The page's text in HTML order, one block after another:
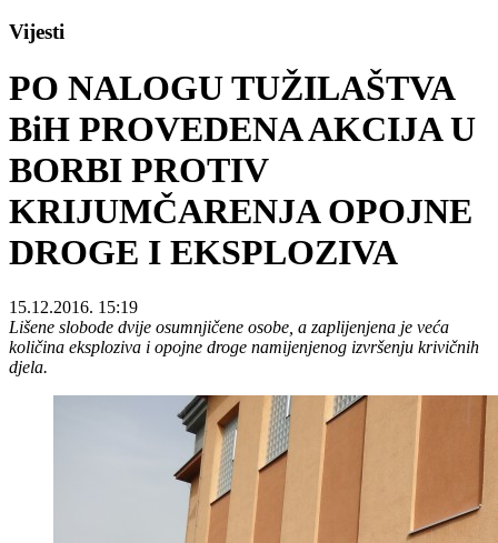
Vijesti
PO NALOGU TUŽILAŠTVA
BiH PROVEDENA AKCIJA U
BORBI PROTIV
KRIJUMČARENJA OPOJNE
DROGE I EKSPLOZIVA
15.12.2016. 15:19
Lišene slobode dvije osumnjičene osobe, a zaplijenjena je veća
količina eksploziva i opojne droge namijenjenog izvršenju krivičnih
djela.